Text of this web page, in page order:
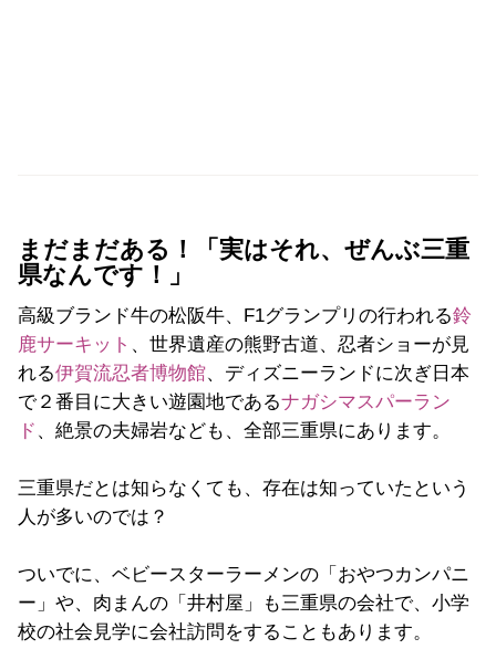
まだまだある！「実はそれ、ぜんぶ三重
県なんです！」
高級ブランド牛の松阪牛、F1グランプリの行われる鈴
鹿サーキット 、世界遺産の熊野古道、忍者ショーが見
れる伊賀流忍者博物館、ディズニーランドに次ぎ日本
で２番目に大きい遊園地であるナガシマスパーラン
ド 、絶景の夫婦岩なども、全部三重県にあります。
三重県だとは知らなくても、存在は知っていたという
人が多いのでは？
ついでに、ベビースターラーメンの「おやつカンパニ
ー」や、肉まんの「井村屋」も三重県の会社で、小学
校の社会見学に会社訪問をすることもあります。